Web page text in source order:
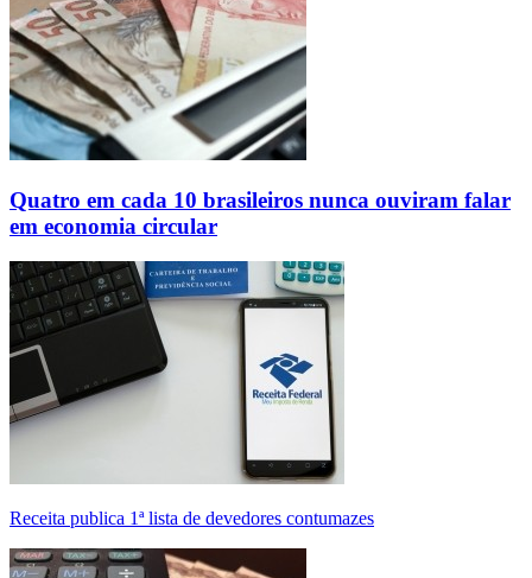
Quatro em cada 10 brasileiros nunca ouviram falar
em economia circular
Receita publica 1ª lista de devedores contumazes